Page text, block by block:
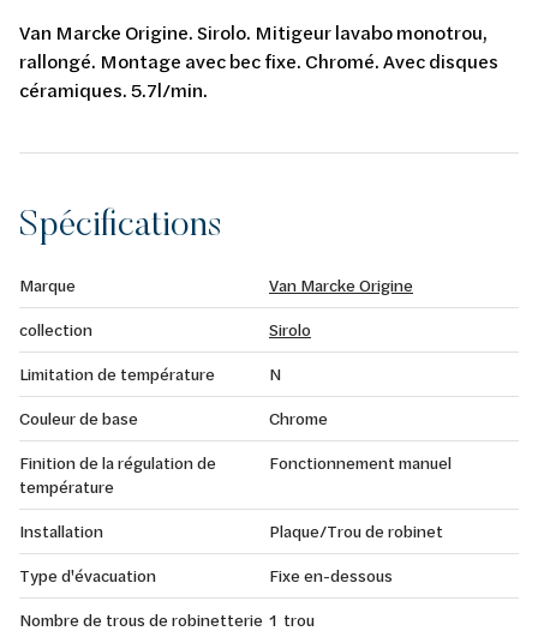
Van Marcke Origine. Sirolo. Mitigeur lavabo monotrou,
rallongé. Montage avec bec fixe. Chromé. Avec disques
céramiques. 5.7l/min.
Spécifications
Marque
Van Marcke Origine
collection
Sirolo
Limitation de température
N
Couleur de base
Chrome
Finition de la régulation de
température
Fonctionnement manuel
Installation
Plaque/Trou de robinet
Type d'évacuation
Fixe en-dessous
Nombre de trous de robinetterie 1 trou